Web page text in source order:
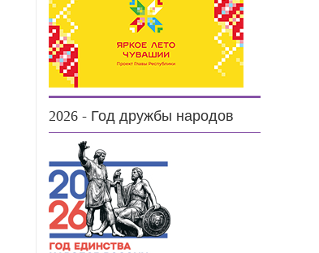
2026 - Год дружбы народов